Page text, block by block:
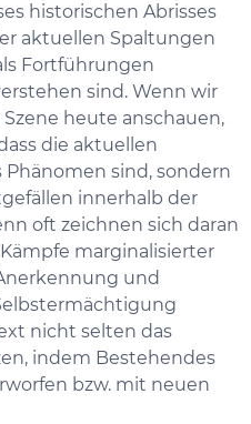
historischen Abrisses
aktuellen Spaltungen
Fortführungen
sind. Wenn wir
heute anschauen,
die aktuellen
sind, sondern
innerhalb der
oft zeichnen sich daran
marginalisierter
und
nicht selten das
indem Bestehendes
bzw. mit neuen